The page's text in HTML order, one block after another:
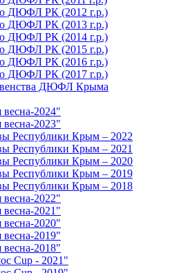
ДЮФЛ РК (2012 г.р.)
ДЮФЛ РК (2013 г.р.)
ДЮФЛ РК (2014 г.р.)
ДЮФЛ РК (2015 г.р.)
ДЮФЛ РК (2016 г.р.)
ДЮФЛ РК (2017 г.р.)
ДЮФЛ Крыма
2024"
2023"
Республики Крым – 2022
Республики Крым – 2021
Республики Крым – 2020
Республики Крым – 2019
Республики Крым – 2018
2022"
2021"
2020"
2019"
2018"
Cup - 2021"